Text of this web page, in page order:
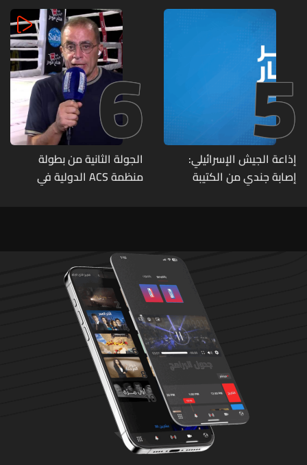
5
إذاعة الجيش الإسرائيلي:
إصابة جندي من الكتيبة
6
الجولة الثانية من بطولة
منظمة ACS الدولية في